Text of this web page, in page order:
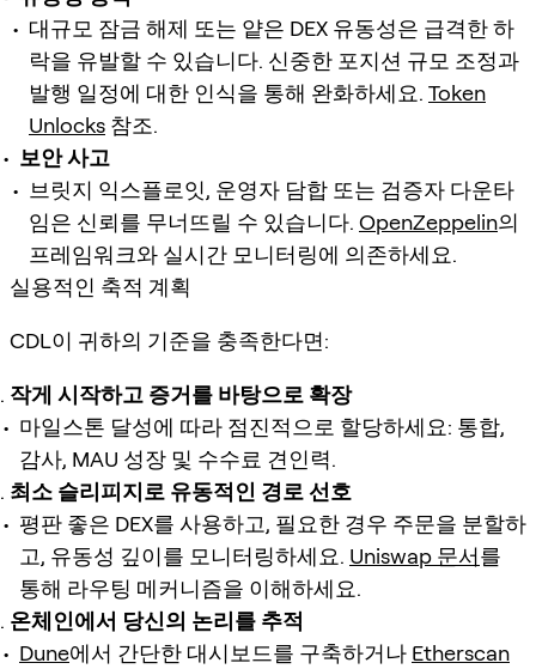
대규모 잠금 해제 또는 얕은 DEX 유동성은 급격한 하
락을 유발할 수 있습니다. 신중한 포지션 규모 조정과
발행 일정에 대한 인식을 통해 완화하세요. Token
Unlocks 참조.
보안 사고
브릿지 익스플로잇, 운영자 담합 또는 검증자 다운타
임은 신뢰를 무너뜨릴 수 있습니다. OpenZeppelin의
프레임워크와 실시간 모니터링에 의존하세요.
실용적인 축적 계획
CDL이 귀하의 기준을 충족한다면:
작게 시작하고 증거를 바탕으로 확장
마일스톤 달성에 따라 점진적으로 할당하세요: 통합,
감사, MAU 성장 및 수수료 견인력.
최소 슬리피지로 유동적인 경로 선호
평판 좋은 DEX를 사용하고, 필요한 경우 주문을 분할하
고, 유동성 깊이를 모니터링하세요. Uniswap 문서를
통해 라우팅 메커니즘을 이해하세요.
온체인에서 당신의 논리를 추적
Dune에서 간단한 대시보드를 구축하거나 Etherscan